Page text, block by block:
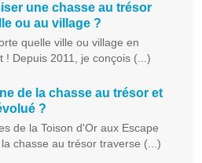
une chasse au trésor
ou au village ?
quelle ville ou village en
! Depuis 2011, je conçois (...)
de la chasse au trésor et
?
de la Toison d'Or aux Escape
chasse au trésor traverse (...)